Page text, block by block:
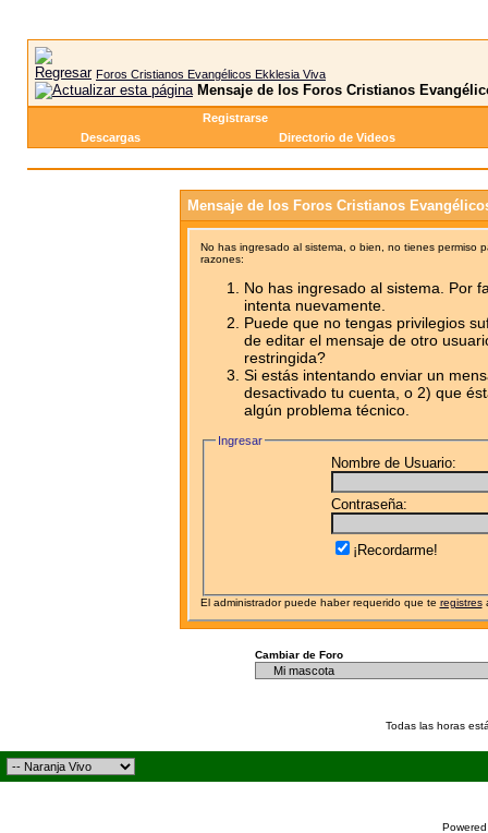
Foros Cristianos Evangélicos Ekklesia Viva
Mensaje de los Foros Cristianos
Registrarse
Descargas
Directorio de Videos
Mensaje de los Foros Cristianos
No has ingresado al sistema, o bien, no tienes permiso
razones:
No has ingresado al sistema. Por
intenta nuevamente.
Puede que no tengas privilegios
de editar el mensaje de otro
restringida?
Si estás intentando enviar un
desactivado tu cuenta, o 2) que
algún problema técnico.
Ingresar
Nombre de Usuario:
Contraseña:
¡Recordarme!
El administrador puede haber requerido que te registres
Cambiar de Foro
Todas las horas